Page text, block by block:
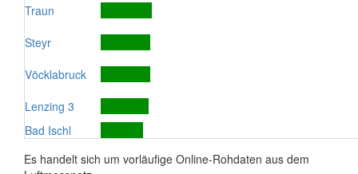
Traun
Steyr
Vöcklabruck
Lenzing 3
Bad Ischl
Es handelt sich um vorläufige Online-Rohdaten aus dem